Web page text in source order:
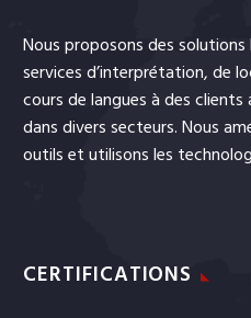
Nous proposons des
servicesd’interprétation, de
cours de languesà des clients
dans divers secteurs. Nous
outils et utilisons les
CERTIFICATIONS